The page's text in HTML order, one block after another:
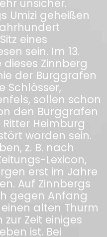
unsicher.
Umizi geheißen
eines
sein. Im 13.
Zinnberg
der Burggrafen
Schlösser,
sollen schon
den Burggrafen
Heimburg
worden sein.
z. B. nach
Lexicon,
erst im Jahre
Auf Zinnbergs
gegen Anfang
alten Thurm
Zeit einiges
ist. Bei